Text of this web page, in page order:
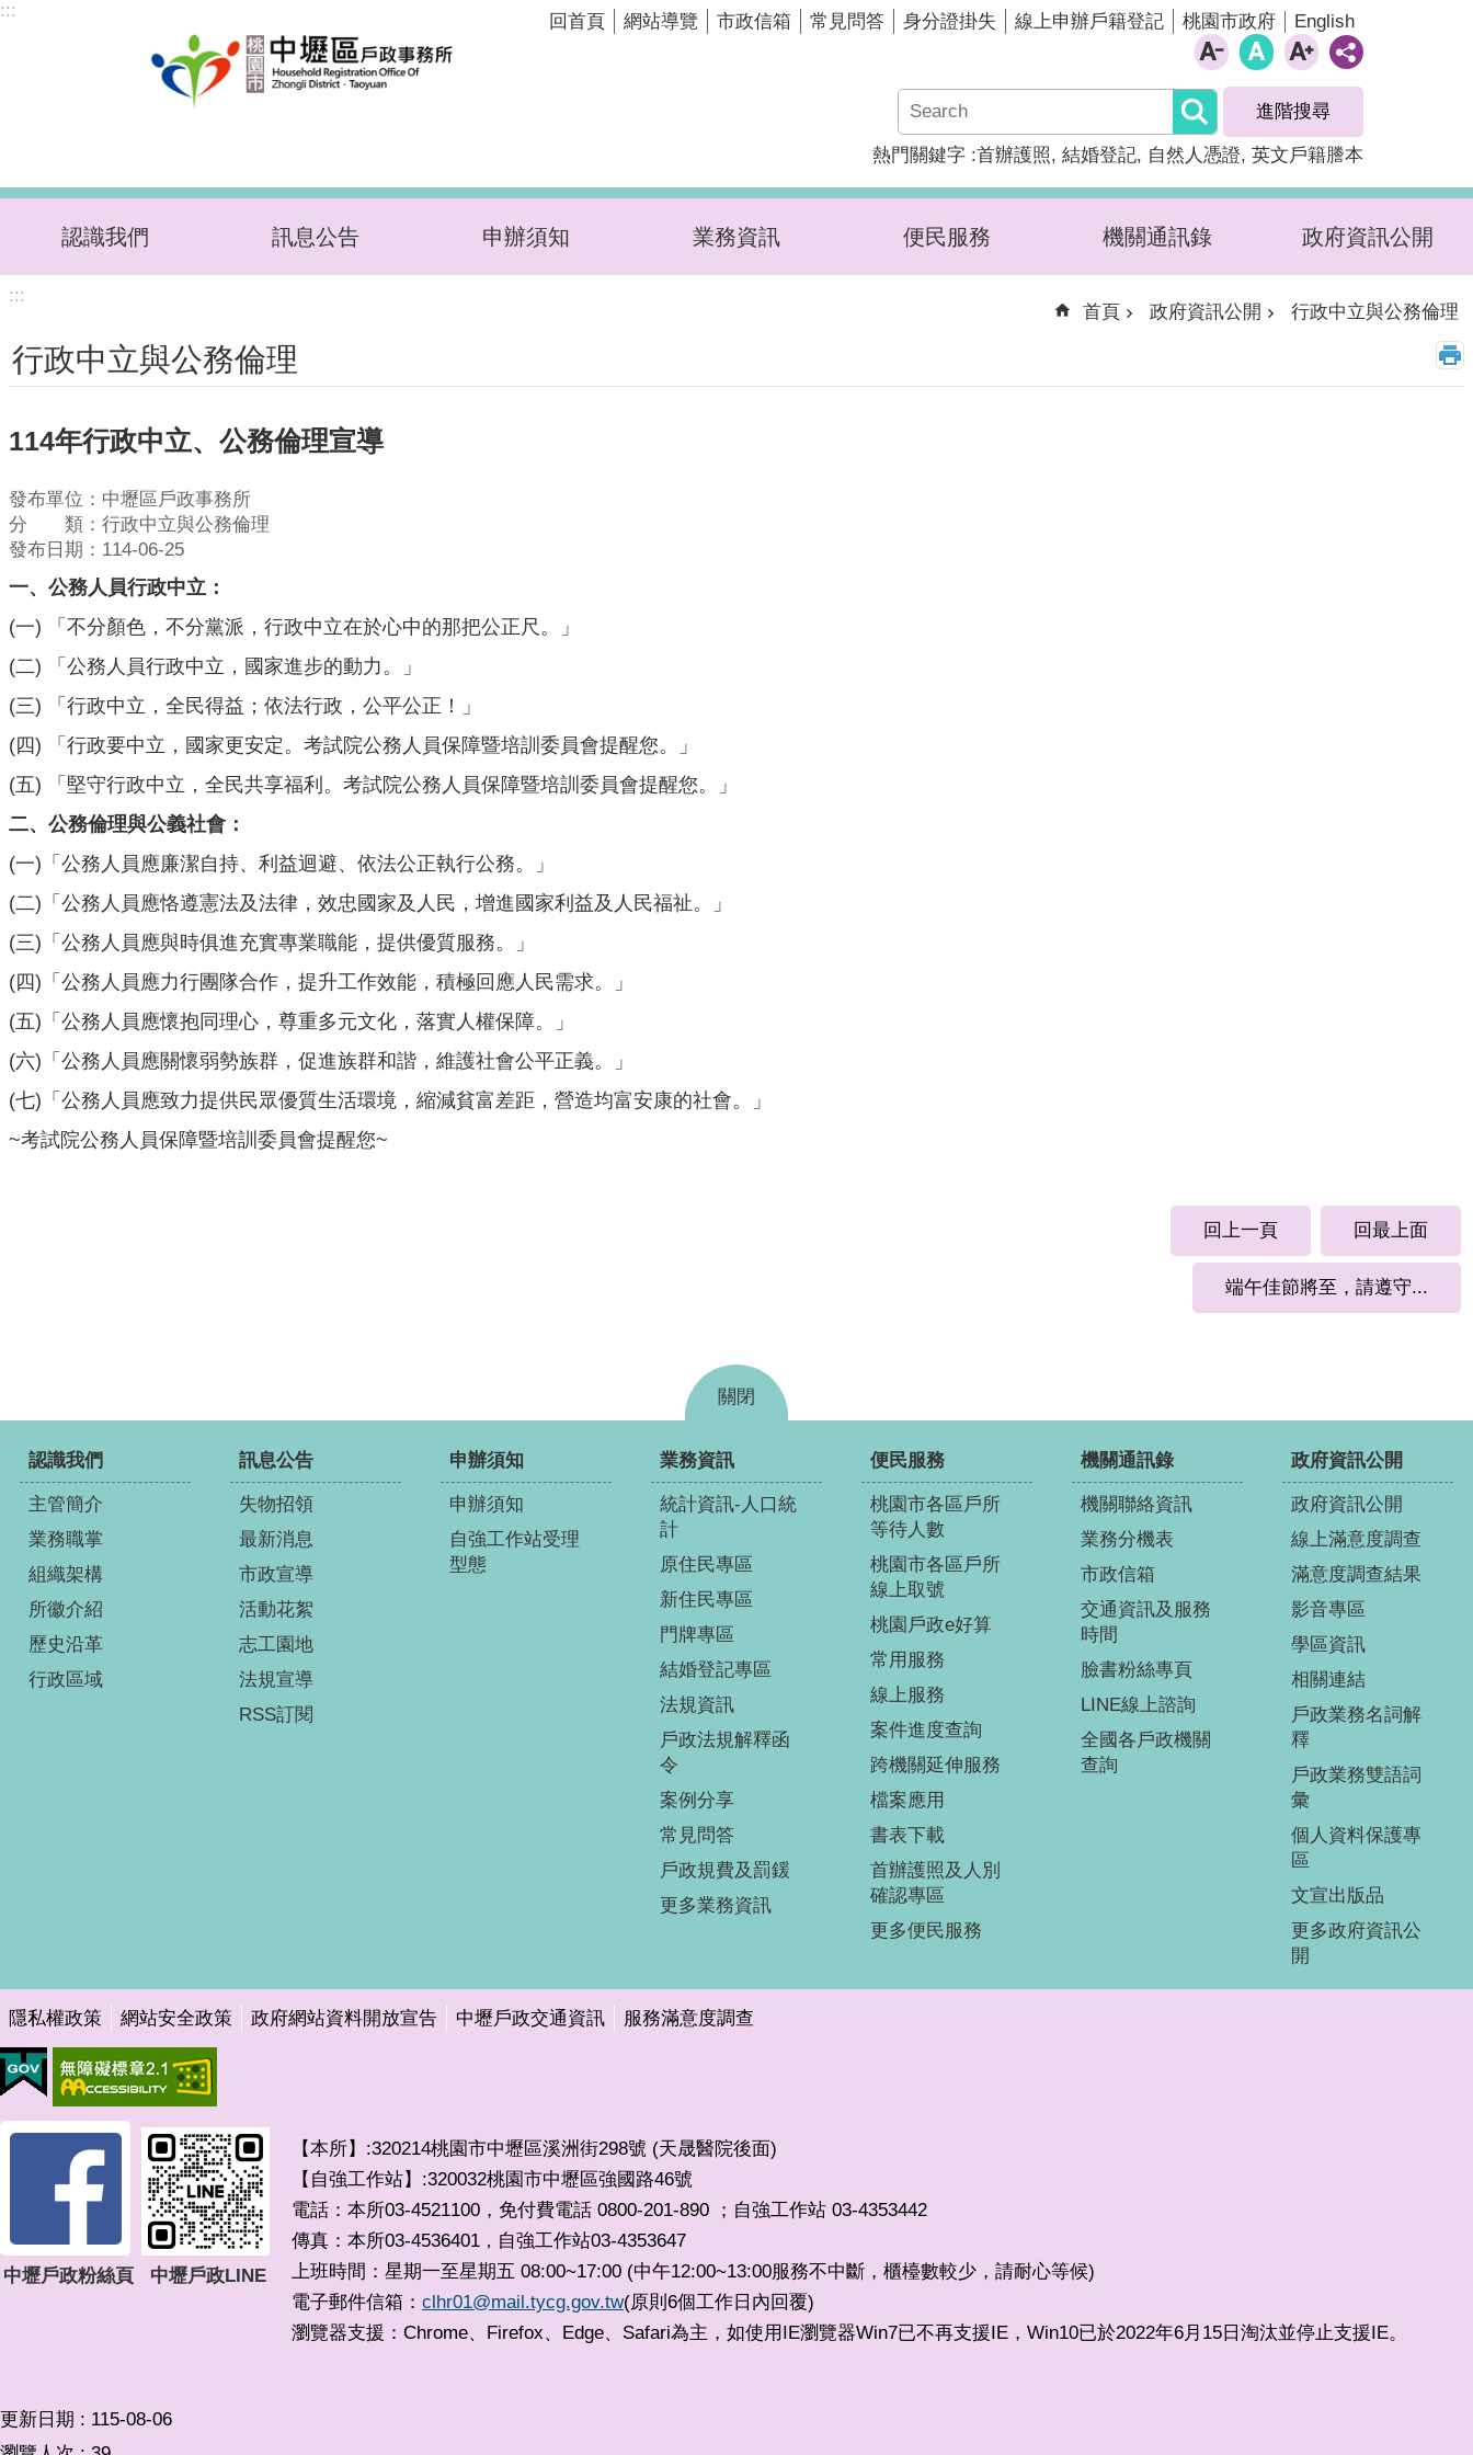
跳到主要內容區塊
:::
回首頁 網站導覽 市政信箱 常見問答 身分證掛失 線上申辦戶籍登記 桃園市政府 English
進階搜尋
熱門關鍵字 首辦護照 結婚登記 自然人憑證 英文戶籍謄本
認識我們 訊息公告 申辦須知 業務資訊 便民服務 機關通訊錄 政府資訊公開
:::
首頁 政府資訊公開 行政中立與公務倫理
行政中立與公務倫理
114年行政中立、公務倫理宣導
發布單位：中壢區戶政事務所
分 類：行政中立與公務倫理
發布日期：114-06-25
一、公務人員行政中立：
(一) 「不分顏色，不分黨派，行政中立在於心中的那把公正尺。」
(二) 「公務人員行政中立，國家進步的動力。」
(三) 「行政中立，全民得益；依法行政，公平公正！」
(四) 「行政要中立，國家更安定。考試院公務人員保障暨培訓委員會提醒您。」
(五) 「堅守行政中立，全民共享福利。考試院公務人員保障暨培訓委員會提醒您。」
二、公務倫理與公義社會：
(一)「公務人員應廉潔自持、利益迴避、依法公正執行公務。」
(二)「公務人員應恪遵憲法及法律，效忠國家及人民，增進國家利益及人民福祉。」
(三)「公務人員應與時俱進充實專業職能，提供優質服務。」
(四)「公務人員應力行團隊合作，提升工作效能，積極回應人民需求。」
(五)「公務人員應懷抱同理心，尊重多元文化，落實人權保障。」
(六)「公務人員應關懷弱勢族群，促進族群和諧，維護社會公平正義。」
(七)「公務人員應致力提供民眾優質生活環境，縮減貧富差距，營造均富安康的社會。」
~考試院公務人員保障暨培訓委員會提醒您~
回上一頁 回最上面
端午佳節將至，請遵守...
關閉
:::
認識我們
主管簡介
業務職掌
組織架構
所徽介紹
歷史沿革
行政區域
訊息公告
失物招領
最新消息
市政宣導
活動花絮
志工園地
法規宣導
RSS訂閱
申辦須知
申辦須知
自強工作站受理
型態
業務資訊
統計資訊-人口統
計
原住民專區
新住民專區
門牌專區
結婚登記專區
法規資訊
戶政法規解釋函
令
案例分享
常見問答
戶政規費及罰鍰
更多業務資訊
便民服務
桃園市各區戶所
等待人數
桃園市各區戶所
線上取號
桃園戶政e好算
常用服務
線上服務
案件進度查詢
跨機關延伸服務
檔案應用
書表下載
首辦護照及人別
確認專區
更多便民服務
機關通訊錄
機關聯絡資訊
業務分機表
市政信箱
交通資訊及服務
時間
臉書粉絲專頁
LINE線上諮詢
全國各戶政機關
查詢
政府資訊公開
政府資訊公開
線上滿意度調查
滿意度調查結果
影音專區
學區資訊
相關連結
戶政業務名詞解
釋
戶政業務雙語詞
彙
個人資料保護專
區
文宣出版品
更多政府資訊公
開
隱私權政策 網站安全政策 政府網站資料開放宣告 中壢戶政交通資訊 服務滿意度調查
中壢戶政粉絲頁 中壢戶政LINE
【本所】:320214桃園市中壢區溪洲街298號 (天晟醫院後面)
【自強工作站】:320032桃園市中壢區強國路46號
電話：本所03-4521100，免付費電話 0800-201-890 ；自強工作站 03-4353442
傳真：本所03-4536401 ， 自強工作站03-4353647
上班時間：星期一至星期五 08:00~17:00 (中午12:00~13:00服務不中斷，櫃檯數較少，請耐心等候)
電子郵件信箱： clhr01@mail.tycg.gov.tw(原則6個工作日內回覆)
瀏覽器支援：Chrome、Firefox、Edge、Safari為主，如使用IE瀏覽器Win7已不再支援IE，Win10已於2022年6月15日淘汰並停止支援IE。
更新日期
115-08-06